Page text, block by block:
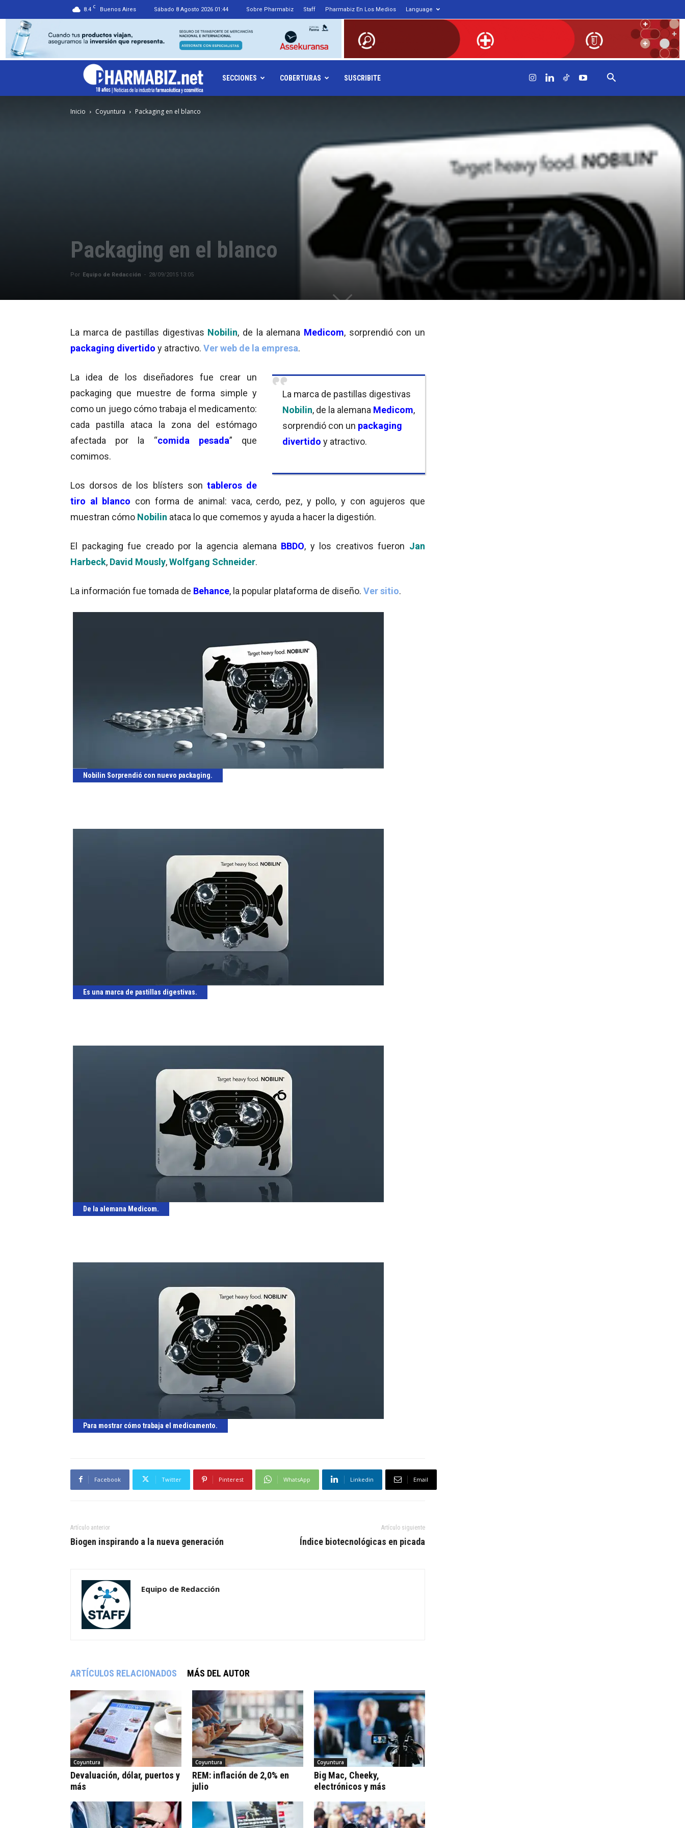
8.4 C Buenos Aires Sábado 8 Agosto 2026 01:44 Sobre Pharmabiz Staff Pharmabiz En Los Medios Language
Pharmabiz.NET
SECCIONES COBERTURAS SUSCRIBITE
Inicio Coyuntura Packaging en el blanco
Packaging en el blanco
Por Equipo de Redacción - 28/09/2015 13:05
La marca de pastillas digestivas Nobilin, de la alemana Medicom, sorprendió con un
packaging divertido y atractivo. Ver web de la empresa.
La marca de pastillas digestivas
Nobilin, de la alemana Medicom,
sorprendió con un packaging
divertido y atractivo.
La idea de los diseñadores fue crear un
packaging que muestre de forma simple y
como un juego cómo trabaja el medicamento:
cada pastilla ataca la zona del estómago
afectada por la “comida pesada” que
comimos.
Los dorsos de los blísters son tableros de
tiro al blanco con forma de animal: vaca, cerdo, pez, y pollo, y con agujeros que
muestran cómo Nobilin ataca lo que comemos y ayuda a hacer la digestión.
El packaging fue creado por la agencia alemana BBDO, y los creativos fueron Jan
Harbeck, David Mously,Wolfgang Schneider.
La información fue tomada de Behance, la popular plataforma de diseño. Ver sitio.
Nobilin Sorprendió con nuevo packaging.
Es una marca de pastillas digestivas.
De la alemana Medicom.
Para mostrar cómo trabaja el medicamento.
Facebook Twitter Pinterest WhatsApp Linkedin Email
Artículo anterior
Biogen inspirando a la nueva generación
Artículo siguiente
Índice biotecnológicas en picada
Equipo de Redacción
ARTÍCULOS RELACIONADOS MÁS DEL AUTOR
Coyuntura
Devaluación, dólar, puertos y
más
Coyuntura
REM: inflación de 2,0% en
julio
Coyuntura
Big Mac, Cheeky,
electrónicos y más